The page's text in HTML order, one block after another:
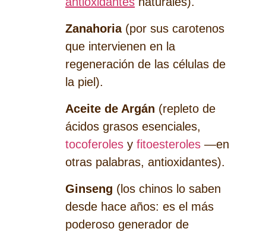
Zanahoria(por sus carotenos
que intervienen en la
regeneración de las células de
la piel).
Aceite de Argán (repleto de
ácidos grasos esenciales,
tocoferoles y fitoesteroles —en
otras palabras, antioxidantes).
Ginseng (los chinos lo saben
desde hace años: es el más
poderoso generador de